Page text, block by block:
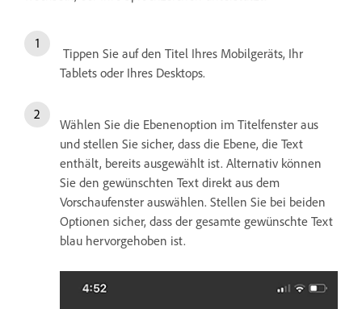
Tippen Sie auf den Titel Ihres Mobilgeräts, Ihr
Tablets oder Ihres Desktops.
Wählen Sie die Ebenenoption im Titelfenster aus
und stellen Sie sicher, dass die Ebene, die Text
enthält, bereits ausgewählt ist. Alternativ können
Sie den gewünschten Text direkt aus dem
Vorschaufenster auswählen. Stellen Sie bei beiden
Optionen sicher, dass der gesamte gewünschte Text
blau hervorgehoben ist.